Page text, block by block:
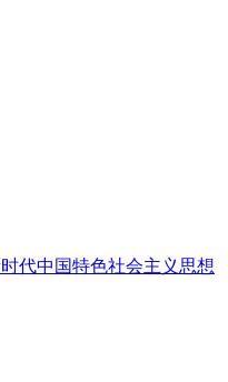
代中国特色社会主义思想